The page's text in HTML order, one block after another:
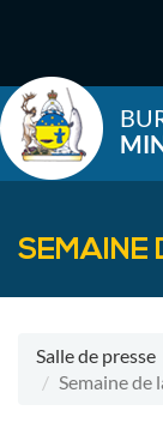
principal
SEMAINE
Salle de presse
Semaine de